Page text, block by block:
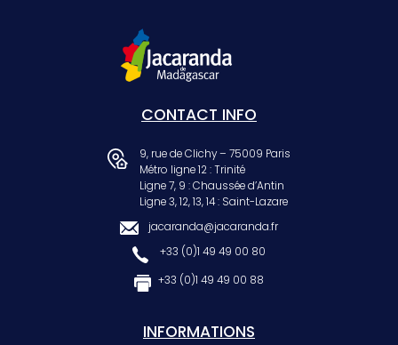
CONTACT INFO
9, rue de Clichy – 75009 Paris
Métro ligne 12 : Trinité
Ligne 7, 9 : Chaussée d’Antin
Ligne 3, 12, 13, 14 : Saint-Lazare
jacaranda@jacaranda.fr
+33 (0)1 49 49 00 80
+33 (0)1 49 49 00 88
INFORMATIONS